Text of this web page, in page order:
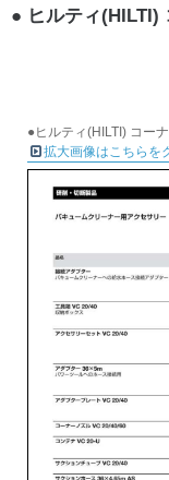
ヒルティ(HILTI)
●ヒルティ(HILTI) コー
拡大画像はこちらを